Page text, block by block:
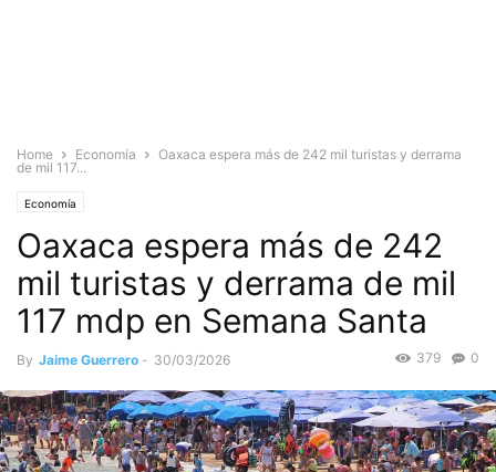
Home Economía
Oaxaca espera más de 242 mil turistas y derrama
de mil 117...
Economía
Oaxaca espera más de 242
mil turistas y derrama de mil
117 mdp en Semana Santa
By Jaime Guerrero - 30/03/2026 0
379